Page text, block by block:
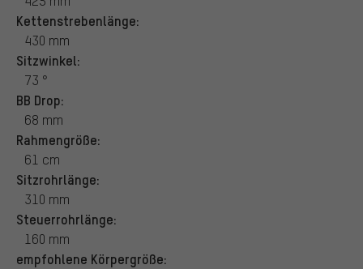
Kettenstrebenlänge:
430 mm
Sitzwinkel:
73 °
BB Drop:
68 mm
Rahmengröße:
61 cm
Sitzrohrlänge:
310 mm
Steuerrohrlänge:
160 mm
empfohlene Körpergröße: